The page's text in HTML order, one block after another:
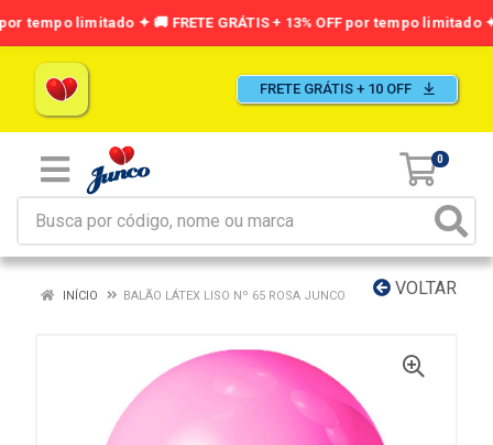
FRETE GRÁTIS + 10 OFF
0
VOLTAR
INÍCIO BALÃO LÁTEX LISO Nº 65 ROSA JUNCO